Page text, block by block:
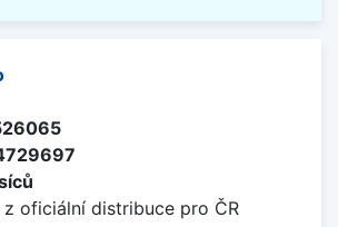
oficiální distribuce pro ČR